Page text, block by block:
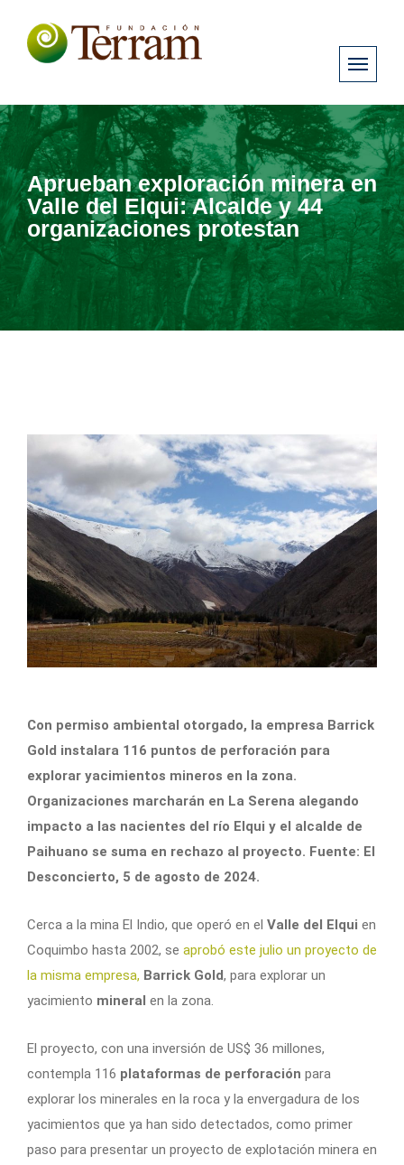
Aprueban exploración minera en
Valle del Elqui: Alcalde y 44
organizaciones protestan
Con permiso ambiental otorgado, la empresa Barrick
Gold instalara 116 puntos de perforación para
explorar yacimientos mineros en la zona.
Organizaciones marcharán en La Serena alegando
impacto a las nacientes del río Elqui y el alcalde de
Paihuano se suma en rechazo al proyecto. Fuente: El
Desconcierto, 5 de agosto de 2024.
Cerca a la mina El Indio, que operó en el Valle del Elqui en
Coquimbo hasta 2002, se aprobó este julio un proyecto de
la misma empresa, Barrick Gold, para explorar un
yacimiento mineral en la zona.
El proyecto, con una inversión de US$ 36 millones,
contempla 116 plataformas de perforación para
explorar los minerales en la roca y la envergadura de los
yacimientos que ya han sido detectados, como primer
paso para presentar un proyecto de explotación minera en